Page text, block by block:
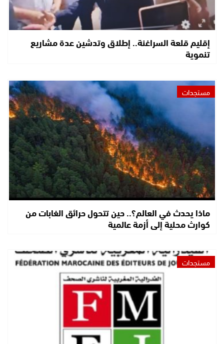
إقليم قلعة السراغنة.. إطلاق وتدشين عدة مشاريع
تنموية
مستجدات
ماذا يحدث في العالم؟.. حين تتحول حرائق الغابات من
كوارث محلية إلى أزمة عالمية
مستجدات